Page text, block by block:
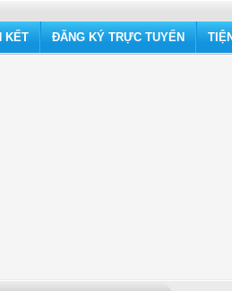
KẾT ĐĂNG KÝ TRỰC TUYẾN